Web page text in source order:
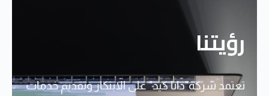
رؤيتنا
تعتمد شركة"داتا كيد" على الابتكار وتقديم خدمات